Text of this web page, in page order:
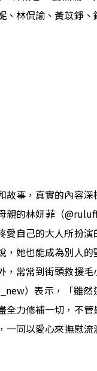
、林侃諭、黃苡錚、
故事，真實的內容深
的林妍菲（
自己的大人所扮演
，她也能成為別人的
，常常到街頭救援毛
）表示，「雖然
全力修補一切，不管
一同以愛心來撫慰流